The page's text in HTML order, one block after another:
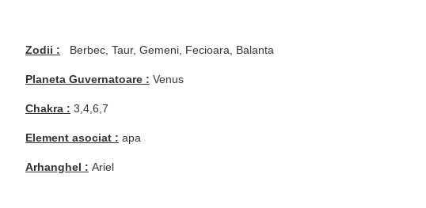
Zodii : Berbec, Taur, Gemeni, Fecioara, Balanta
Planeta Guvernatoare : Venus
Chakra : 3,4,6,7
Element asociat : apa
Arhanghel : Ariel